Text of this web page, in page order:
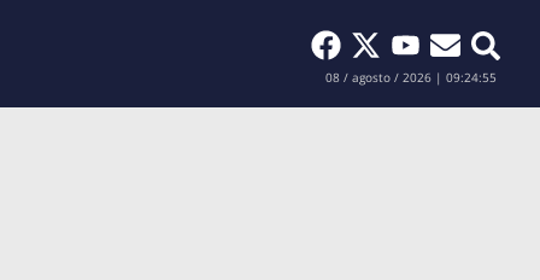
Buscar
08 / agosto / 2026 | 09:24:56